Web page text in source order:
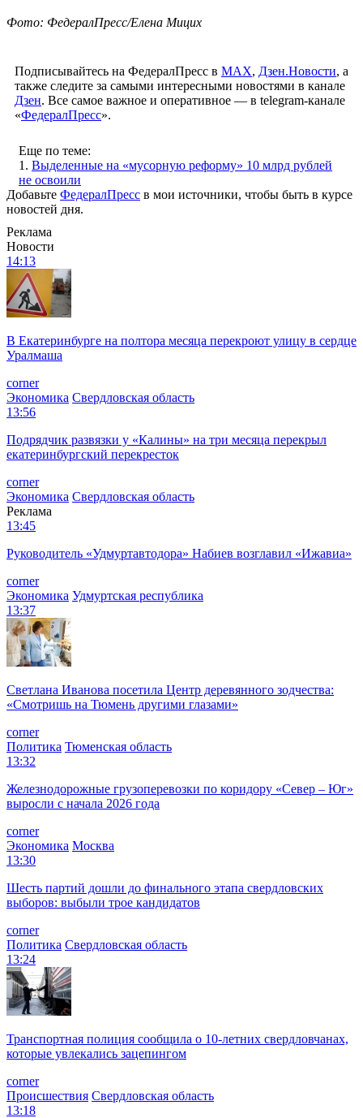
Фото: ФедералПресс/Елена Мицих
Подписывайтесь на ФедералПресс в МАХ, Дзен.Новости, а
также следите за самыми интересными новостями в канале
Дзен. Все самое важное и оперативное — в telegram-канале
«ФедералПресс».
Еще по теме:
1. Выделенные на «мусорную реформу» 10 млрд рублей
не освоили
Добавьте ФедералПресс в мои источники, чтобы быть в курсе
новостей дня.
Реклама
Новости
14:13
В Екатеринбурге на полтора месяца перекроют улицу в сердце
Уралмаша
corner
Экономика Свердловская область
13:56
Подрядчик развязки у «Калины» на три месяца перекрыл
екатеринбургский перекресток
corner
Экономика Свердловская область
Реклама
13:45
Руководитель «Удмуртавтодора» Набиев возглавил «Ижавиа»
corner
Экономика Удмуртская республика
13:37
Светлана Иванова посетила Центр деревянного зодчества:
«Смотришь на Тюмень другими глазами»
corner
Политика Тюменская область
13:32
Железнодорожные грузоперевозки по коридору «Север – Юг»
выросли с начала 2026 года
corner
Экономика Москва
13:30
Шесть партий дошли до финального этапа свердловских
выборов: выбыли трое кандидатов
corner
Политика Свердловская область
13:24
Транспортная полиция сообщила о 10-летних свердловчанах,
которые увлекались зацепингом
corner
Происшествия Свердловская область
13:18